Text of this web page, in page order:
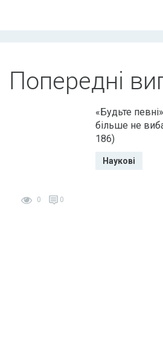
Попередні
0 0
«Будьте
більше не
186)
Наукові